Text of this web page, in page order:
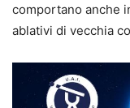
comportano anche
ablativi di vecchia